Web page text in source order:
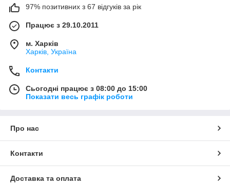
97% позитивних з 67 відгуків за рік
Працює з 29.10.2011
м. Харків
Харків, Україна
Контакти
Сьогодні працює з 08:00 до 15:00
Показати весь графік роботи
Про нас
Контакти
Доставка та оплата